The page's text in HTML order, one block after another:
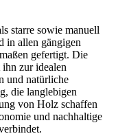
starre sowie manuell
in allen gängigen
gefertigt. Die
zur idealen
und natürliche
die langlebigen
von Holz schaffen
und nachhaltige